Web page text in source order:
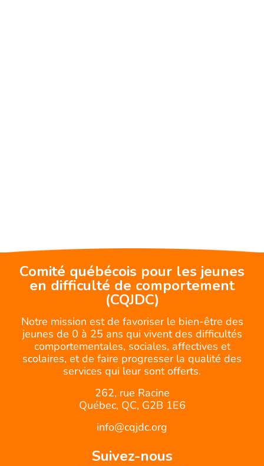
Comité québécois pour les jeunes
en difficulté de comportement
(CQJDC)
Notre mission est de favoriser le bien-être des
jeunes de 0 à 25 ans qui vivent des difficultés
comportementales, sociales, affectives et
scolaires, et de faire progresser la qualité des
services qui leur sont offerts.
262, rue Racine
Québec, QC, G2B 1E6
info@cqjdc.org
Suivez-nous